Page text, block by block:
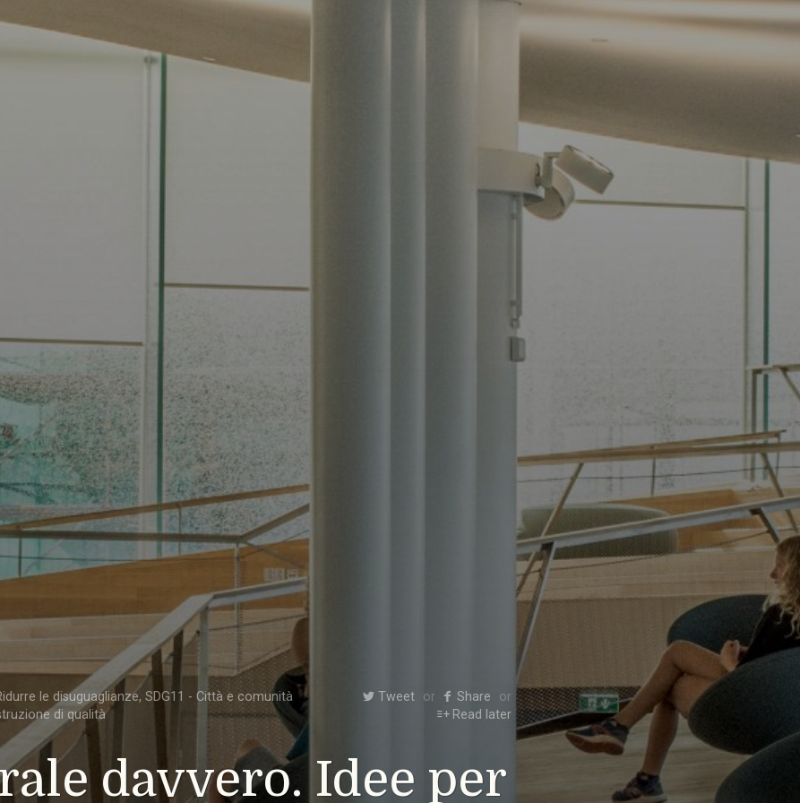
le disuguaglianze, SDG11 - Città e comunità
di qualità
Tweet
Share
Read later
davvero. Idee per